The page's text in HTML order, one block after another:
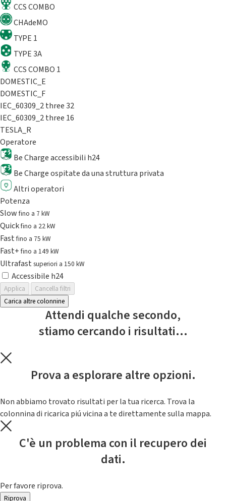
CCS COMBO
CHAdeMO
TYPE 1
TYPE 3A
CCS COMBO 1
DOMESTIC_E
DOMESTIC_F
IEC_60309_2 three 32
IEC_60309_2 three 16
TESLA_R
Operatore
Be Charge accessibili h24
Be Charge ospitate da una struttura privata
Altri operatori
Potenza
Slowfino a 7 kW
Quickfino a 22 kW
Fastfino a 75 kW
Fast+fino a 149 kW
Ultrafast superiori a 150 kW
Accessibile h24
Applica
Cancella filtri
Carica altre colonnine
Attendi qualche secondo,
stiamo cercando i risultati...
Prova a esplorare altre opzioni.
Non abbiamo trovato risultati per la tua ricerca. Trova la
colonnina di ricarica piú vicina a te direttamente sulla mappa.
C'è un problema con il recupero dei
dati.
Per favore riprova.
Riprova